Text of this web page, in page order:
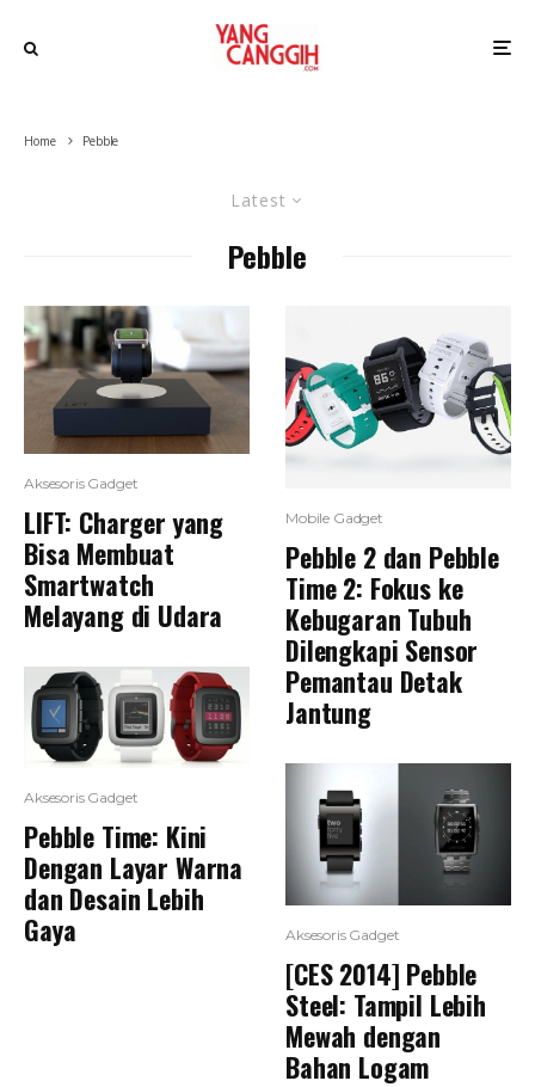
Home Pebble
Latest
Pebble
Aksesoris Gadget
LIFT: Charger yang
Bisa Membuat
Smartwatch
Melayang di Udara
Aksesoris Gadget
Pebble Time: Kini
Dengan Layar Warna
dan Desain Lebih
Gaya
Mobile Gadget
Pebble 2 dan Pebble
Time 2: Fokus ke
Kebugaran Tubuh
Dilengkapi Sensor
Pemantau Detak
Jantung
Aksesoris Gadget
[CES 2014] Pebble
Steel: Tampil Lebih
Mewah dengan
Bahan Logam